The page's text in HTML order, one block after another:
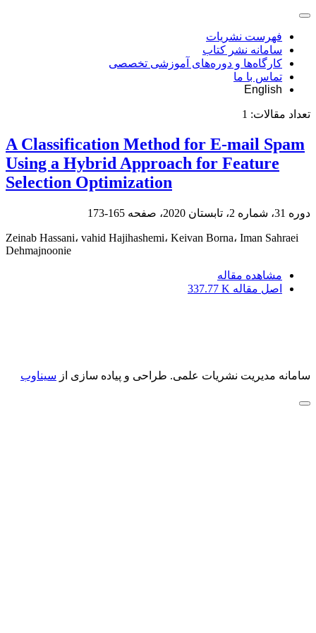
فهرست نشریات
سامانه نشر کتاب
کارگاه‌ها و دوره‌های آموزشی تخصصی
تماس با ما
English
تعداد مقالات: 1
A Classification Method for E-mail Spam
Using a Hybrid Approach for Feature
Selection Optimization
دوره 31، شماره 2، تابستان 2020، صفحه 165-173
Zeinab Hassani، vahid Hajihashemi، Keivan Borna، Iman Sahraei
Dehmajnoonie
مشاهده مقاله
اصل مقاله 337.77 K
سامانه مدیریت نشریات علمی. طراحی و پیاده سازی از سیناوب